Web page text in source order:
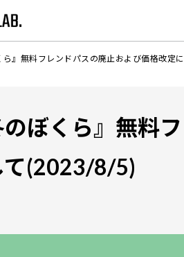
ら』無料フレンドパスの廃止および価格改定
のぼくら』無料
て(2023/8/5)